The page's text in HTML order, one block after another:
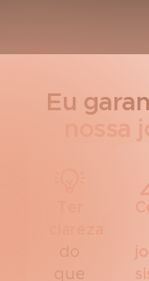
Eu
nossa
do
que